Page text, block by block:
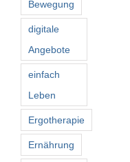
Bewegung
digitale
Angebote
einfach
Leben
Ergotherapie
Ernährung